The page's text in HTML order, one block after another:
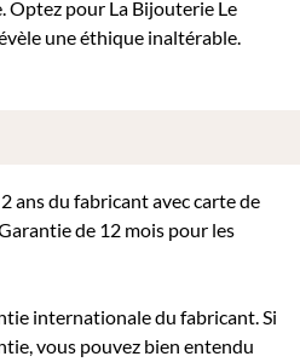
Optez pour La Bijouterie Le
une éthique inaltérable.
ans du fabricant avec carte de
de 12 mois pour les
internationale du fabricant. Si
vous pouvez bien entendu